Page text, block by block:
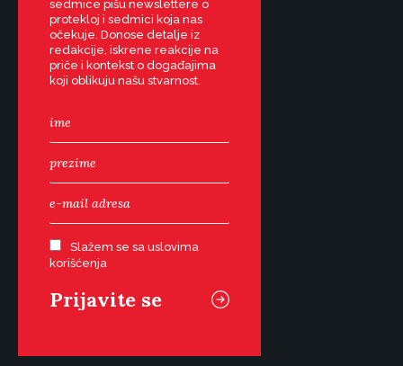
sedmice pišu newslettere o
protekloj i sedmici koja nas
očekuje. Donose detalje iz
redakcije, iskrene reakcije na
priče i kontekst o događajima
koji oblikuju našu stvarnost.
Slažem se sa uslovima
korišćenja